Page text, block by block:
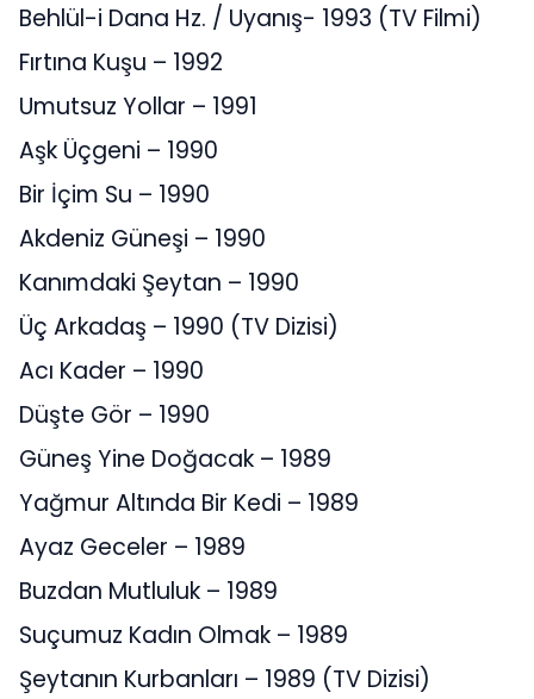
Behlül-i Dana Hz. / Uyanış- 1993 (TV Filmi)
Fırtına Kuşu – 1992
Umutsuz Yollar – 1991
Aşk Üçgeni – 1990
Bir İçim Su – 1990
Akdeniz Güneşi – 1990
Kanımdaki Şeytan – 1990
Üç Arkadaş – 1990 (TV Dizisi)
Acı Kader – 1990
Düşte Gör – 1990
Güneş Yine Doğacak – 1989
Yağmur Altında Bir Kedi – 1989
Ayaz Geceler – 1989
Buzdan Mutluluk – 1989
Suçumuz Kadın Olmak – 1989
Şeytanın Kurbanları – 1989 (TV Dizisi)